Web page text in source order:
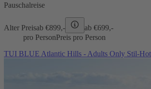
Pauschalreise
Alter Preisab €899,- ab €699,-
pro PersonPreis pro Person
TUI BLUE Atlantic Hills - Adults Only Stil-